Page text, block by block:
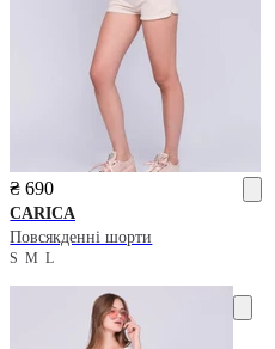
₴ 690
CARICA
Повсякденні шорти
SML